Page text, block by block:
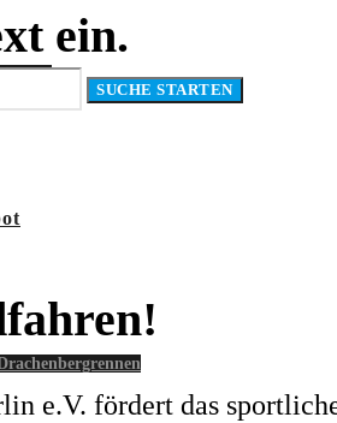
ein.
e.V. fördert das